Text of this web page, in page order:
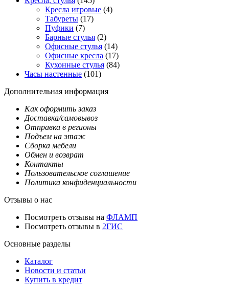
Кресла игровые (4)
Табуреты (17)
Пуфики (7)
Барные стулья (2)
Офисные стулья (14)
Офисные кресла (17)
Кухонные стулья (84)
Часы настенные (101)
Дополнительная информация
Как оформить заказ
Доставка/самовывоз
Отправка в регионы
Подъем на этаж
Сборка мебели
Обмен и возврат
Контакты
Пользовательское соглашение
Политика конфиденциальности
Отзывы о нас
Посмотреть отзывы на ФЛАМП
Посмотреть отзывы в 2ГИС
Основные разделы
Каталог
Новости и статьи
Купить в кредит